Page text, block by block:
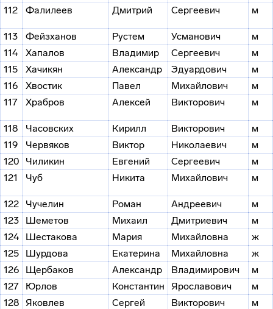
112
Фалилеев Дмитрий Сергеевич м
113 Фейзханов Рустем Усманович
м
114
Хапалов Владимир Сергеевич
м
115
Хачикян Александр Эдуардович
м
116
Хвостик Павел Михайлович
м
117
Храбров Алексей Викторович м
118 Часовских Кирилл Викторович
м
119
Червяков Виктор Николаевич
м
120
Чиликин Евгений Сергеевич
м
121
Чуб Никита Михайлович м
122 Чучелин Роман Андреевич
м
123
Шеметов Михаил Дмитриевич
м
124
Шестакова Мария Михайловна
ж
125
Шурдова Екатерина Михайловна
ж
126
Щербаков Александр Владимирович
м
127
Юрлов Константин Ярославович
м
128
Яковлев Сергей Викторович м